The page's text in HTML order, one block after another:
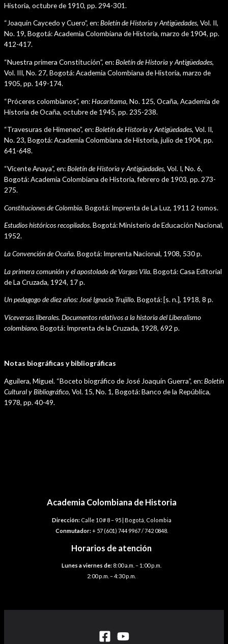
Historia, octubre de 1910, pp. 294-301.
“Joaquín Caycedo y Cuero”, en:Boletín de Historia y Antigüedades, Vol. II,
No. 19, Bogotá: Academia Colombiana de Historia, marzo de 1904, pp.
412-417.
“Nuestra primera Constitución”, en:Boletín de Historia y Antigüedades,
Vol. III, No. 27, Bogotá: Academia Colombiana de Historia, marzo de
1905, pp. 149-174.
“Próceres colombianos”, en:Hacaritama, No. 125, Ocaña, Academia de
Historia de Ocaña, octubre de 1945, pp. 235-238.
“Travesuras de Himeneo”, en:Boletín de Historia y Antigüedades, Vol. II,
No. 23, Bogotá: Academia Colombiana de Historia, julio de 1904, pp.
641-648.
“Vicente Anaya”, en:Boletín de Historia y Antigüedades, Vol. I, No. 6,
Bogotá: Academia Colombiana de Historia, febrero de 1903, pp. 273-
275.
Constituciones de Colombia. Bogotá: Imprenta de La Luz, 1911 2 tomos.
Estudios históricos recopilados. Bogotá: Ministerio de Educación Nacional,
1952.
La Convención de Ocaña. Bogotá: Imprenta Nacional, 1908, 530 p.
La primera comunión y el apostolado de Vargas Vila. Bogotá: Casa Editorial
de La Cruzada, 1924, 17 p.
Un pedagogo de diez años: José Ignacio Trujillo. Bogotá: [s. n.], 1918, 8 p.
Viceversas liberales. Documentos relativos a la historia del Liberalismo
colombiano. Bogotá: Imprenta de la Cruzada, 1928, 692 p.
Notas biográficas y bibliográficas
Aguilera, Miguel. “Boceto biográfico de José Joaquín Guerra”, en:Boletín
Cultural y Bibliográfico, Vol. 15, No. 1, Bogotá: Banco de la República,
1978, pp. 40-49.
Academia Colombiana de Historia
Dirección:Calle 10 # 8 – 95 | Bogotá, Colombia
Conmutador:+ 57 (601) 744 9967 / 742 0848.
Horarios de atención
Lunes a viernes de: 8:00 a.m. – 1:00 p.m.
2:00 p.m. – 4:30 p.m.